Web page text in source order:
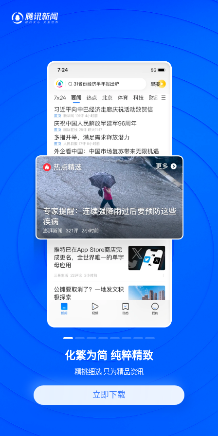
致 世界变化 热问一下
好问题好回答 多元视角看问题
立即下载